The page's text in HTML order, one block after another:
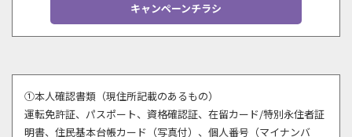
キャンペーンチラシ
①本人確認書類（現住所記載のあるもの）
運転免許証、パスポート、資格確認証、在留カード/特別永住者証
明書、住民基本台帳カード（写真付）、個人番号（マイナンバ